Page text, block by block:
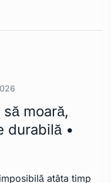
moară,
durabilă •
atâta timp